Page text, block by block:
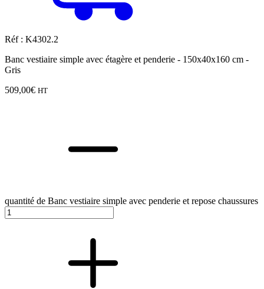
Réf : K4302.2
Banc vestiaire simple avec étagère et penderie - 150x40x160 cm -
Gris
509,00€ HT
quantité de Banc vestiaire simple avec penderie et repose chaussures